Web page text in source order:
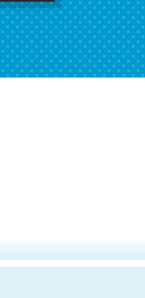
思う。英語少しでも読め
Then Covid hit. Shit.